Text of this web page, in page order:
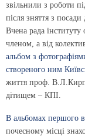
звільнили з роботи
після зняття з
Вчена рада
членом, а від
альбом з
створеного ним
життя проф.
дітищем – КПІ.
В альбомах першого
почесному місці